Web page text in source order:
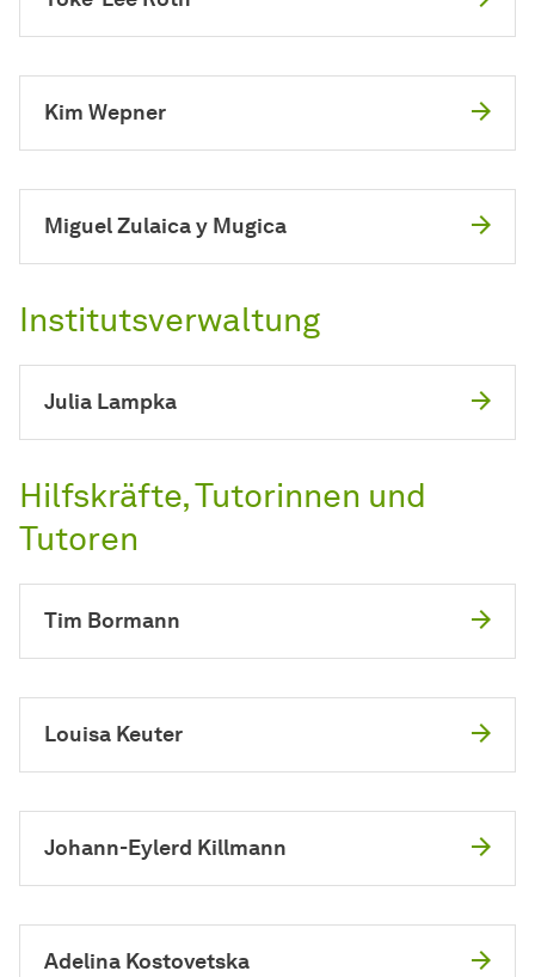
Kim Wepner
Miguel Zulaica y Mugica
Institutsverwaltung
Julia Lampka
Hilfskräfte, Tutorinnen und
Tutoren
Tim Bormann
Louisa Keuter
Johann-Eylerd Killmann
Adelina Kostovetska